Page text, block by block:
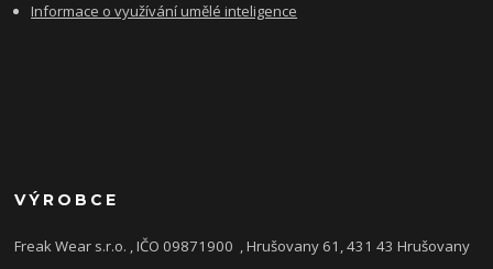
Informace o využívání umělé inteligence
VÝROBCE
Freak Wear s.r.o. , IČO 09871900 , Hrušovany 61, 431 43 Hrušovany